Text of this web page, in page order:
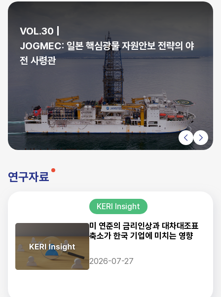
VOL.30 |
JOGMEC: 일본 핵심광물 자원안보 전략의 야
전 사령관
연구자료
KERI Insight
미 연준의 금리인상과 대차대조표
축소가 한국 기업에 미치는 영향
2026-07-27